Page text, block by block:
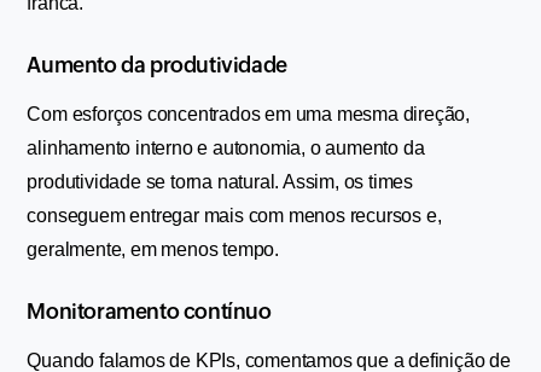
Aumento da produtividade
Com esforços concentrados em uma mesma direção,
alinhamento interno e autonomia, o aumento da
produtividade se torna natural. Assim, os times
conseguem entregar mais com menos recursos e,
geralmente, em menos tempo.
Monitoramento contínuo
Quando falamos de KPIs, comentamos que a definição de